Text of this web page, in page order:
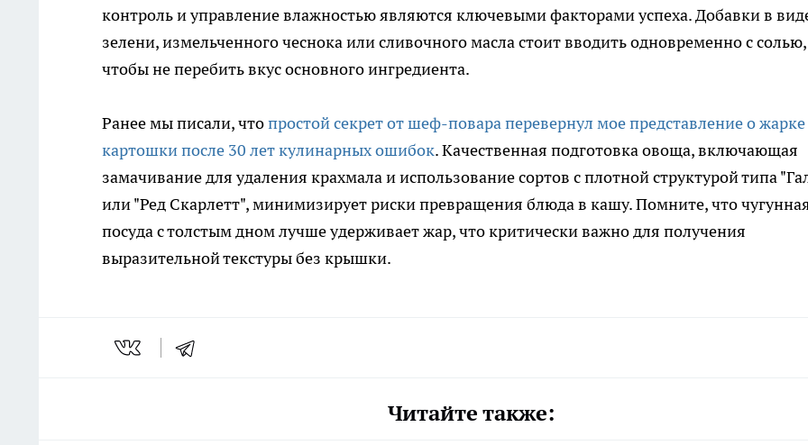
контроль и управление влажностью являются ключевыми факторами успеха. Добавки в
зелени, измельченного чеснока или сливочного масла стоит вводить одновременно с солью,
чтобы не перебить вкус основного ингредиента.
Ранее мы писали, чтопростой секрет от шеф-повара перевернул мое представление о жарке
картошки после 30 лет кулинарных ошибок. Качественная подготовка овоща, включающая
замачивание для удаления крахмала и использование сортов с плотной структурой типа
или "Ред Скарлетт", минимизирует риски превращения блюда в кашу. Помните, что
посуда с толстым дном лучше удерживает жар, что критически важно для получения
выразительной текстуры без крышки.
Читайте также: